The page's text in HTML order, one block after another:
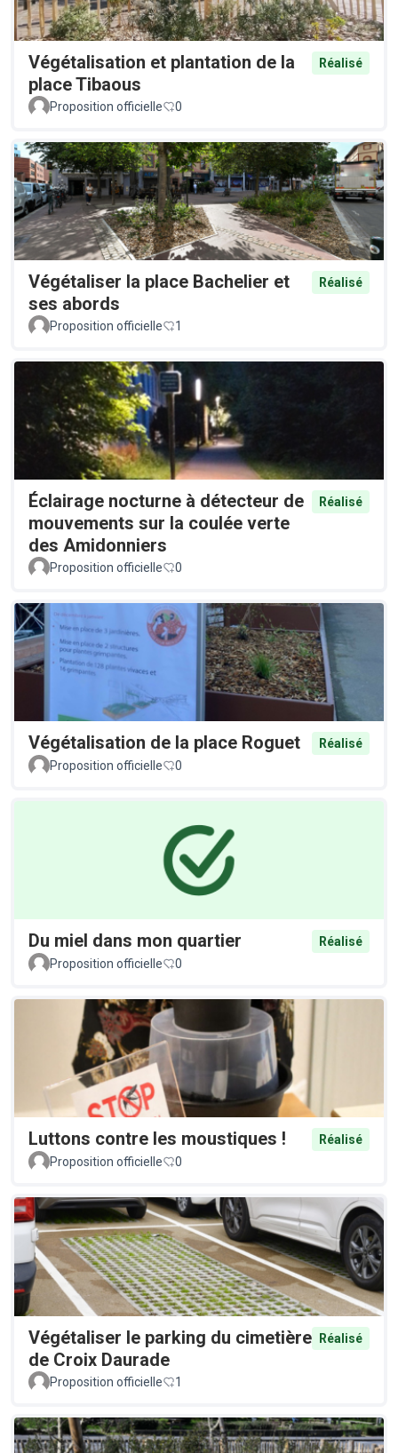
Végétalisation et plantation de la
place Tibaous
Réalisé
Proposition officielle 0
Végétaliser la place Bachelier et
ses abords
Réalisé
Proposition officielle 1
Éclairage nocturne à détecteur de
mouvements sur la coulée verte
des Amidonniers
Réalisé
Proposition officielle 0
Végétalisation de la place Roguet
Réalisé
Proposition officielle
0
Du miel dans mon quartier
Réalisé
Proposition officielle
0
Luttons contre les moustiques !
Réalisé
Proposition officielle
0
Végétaliser le parking du cimetière
de Croix Daurade
Réalisé
Proposition officielle 1